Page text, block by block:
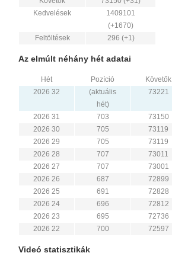
Kedvelések
1409101
(+1670)
Feltöltések
296 (+1)
Az elmúlt néhány hét adatai
Hét Pozíció Követők
2026 32
(aktuális
hét)
73221
2026 31 703 73150
2026 30
705 73119
2026 29
705 73119
2026 28
707 73011
2026 27
707 73001
2026 26
687 72899
2026 25
691 72828
2026 24
696 72812
2026 23
695 72736
2026 22
700 72597
Videó statisztikák